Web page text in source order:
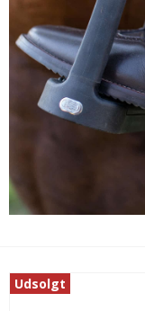
Udsolgt